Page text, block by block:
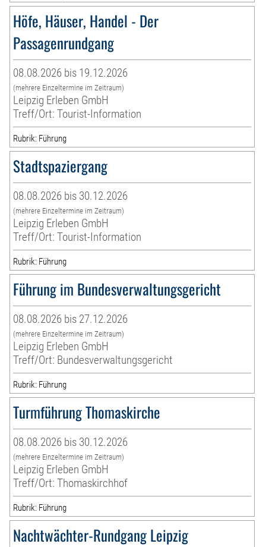
Höfe, Häuser, Handel - Der
Passagenrundgang
08.08.2026 bis 19.12.2026
(mehrere Einzeltermine im Zeitraum)
Leipzig Erleben GmbH
Treff/Ort: Tourist-Information
Rubrik: Führung
Stadtspaziergang
08.08.2026 bis 30.12.2026
(mehrere Einzeltermine im Zeitraum)
Leipzig Erleben GmbH
Treff/Ort: Tourist-Information
Rubrik: Führung
Führung im Bundesverwaltungsgericht
08.08.2026 bis 27.12.2026
(mehrere Einzeltermine im Zeitraum)
Leipzig Erleben GmbH
Treff/Ort: Bundesverwaltungsgericht
Rubrik: Führung
Turmführung Thomaskirche
08.08.2026 bis 30.12.2026
(mehrere Einzeltermine im Zeitraum)
Leipzig Erleben GmbH
Treff/Ort: Thomaskirchhof
Rubrik: Führung
Nachtwächter-Rundgang Leipzig